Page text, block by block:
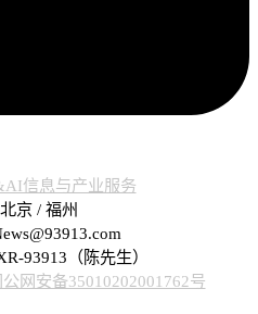
信息与产业服务
京 / 福州
93913（陈先生）
公网安备35010202001762号